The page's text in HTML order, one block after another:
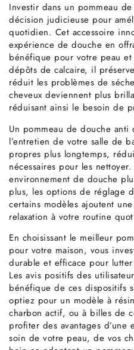
Investir dans un pommeau
décision judicieuse pour
quotidien. Cet accessoire
expérience de douche en
bénéfique pour votre peau
dépôts de calcaire, il
réduit les problèmes de
cheveux deviennent plus
réduisant ainsi le besoin de
Un pommeau de douche
l’entretien de votre salle de
propres plus longtemps,
nécessaires pour les
environnement de douche
plus, les options de réglage
certains modèles ajoutent
relaxation à votre routine
En choisissant le meilleur
pour votre maison, vous
durable et efficace pour
Les avis positifs des
bénéfique de ces dispositifs
optiez pour un modèle à
charbon actif, ou à billes de
profiter des avantages
soin de votre peau, de vos